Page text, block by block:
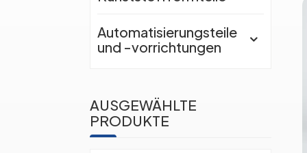
Automatisierungsteile
und -vorrichtungen
AUSGEWÄHLTE
PRODUKTE